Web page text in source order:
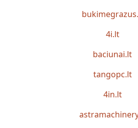
4i.lt
baciunai.lt
tangopc.lt
4in.lt